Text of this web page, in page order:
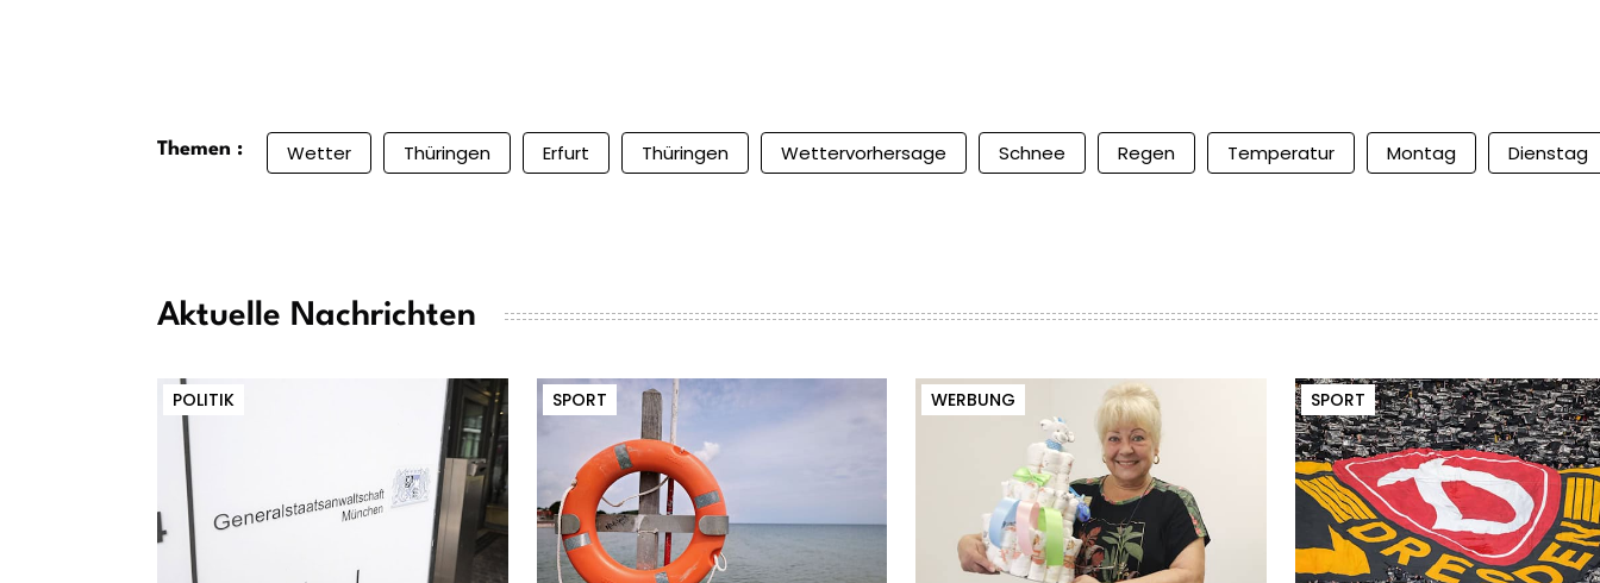
Themen : Wetter Thüringen Erfurt Thüringen Wettervorhersage Schnee Regen Temperatur Montag Dienstag
Aktuelle Nachrichten
POLITIK SPORT WERBUNG SPORT